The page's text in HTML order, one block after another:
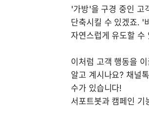
'가방'을 구경 중인 고
단축시킬 수 있겠죠. '
자연스럽게 유도할 수
이처럼 고객 행동을
알고 계시나요? 채널
수가 있습니다!
서포트봇과 캠페인 기